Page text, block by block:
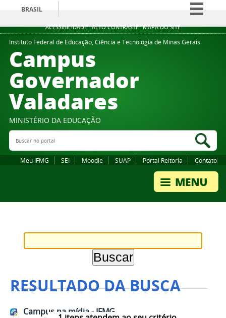
ACESSIBILIDADE ALTO CONTRASTE MAPA DO SITE
BRASIL
Simplifique!
Comunica BR
Instituto Federal de Educação, Ciência e Tecnologia de Minas Gerais
Campus
Governador
Valadares
MINISTÉRIO DA EDUCAÇÃO
Buscar no portal
Meu IFMG SEI Moodle SUAP Portal Reitoria Contato
RESULTADO DA BUSCA
Campus na mídia - IFMG